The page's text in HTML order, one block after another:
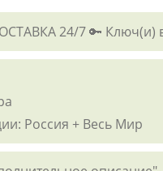
24/7 🔑 Ключ(и)
Россия + Весь Мир